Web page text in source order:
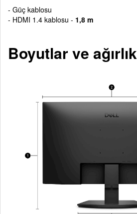
- Güç kablosu
- HDMI 1.4 kablosu - 1,8 m
Boyutlar ve ağırlık